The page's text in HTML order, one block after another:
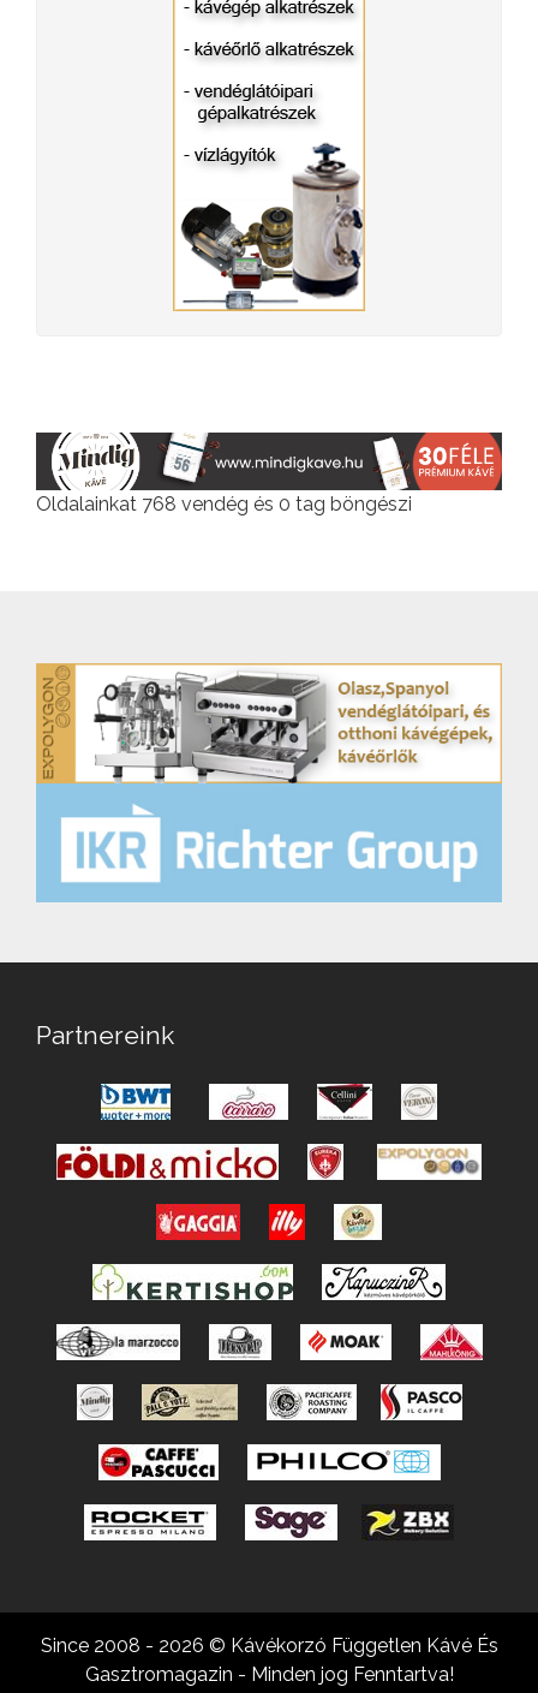
Oldalainkat 768 vendég és 0 tag böngészi
Partnereink
Since 2008 - 2026 © Kávékorzó Független Kávé És
Gasztromagazin - Minden jog Fenntartva!